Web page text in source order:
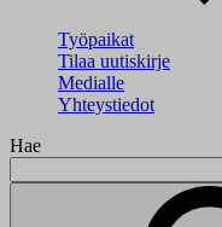
Työpaikat
Tilaa uutiskirje
Medialle
Yhteystiedot
Hae